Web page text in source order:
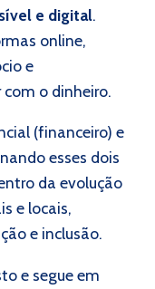
e digital.
online,
e
o dinheiro.
(financeiro) e
esses dois
da evolução
e locais,
e inclusão.
e segue em